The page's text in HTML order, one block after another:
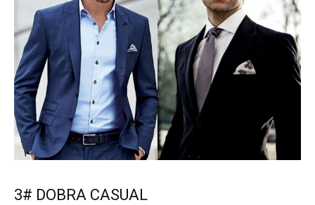
3# DOBRA CASUAL